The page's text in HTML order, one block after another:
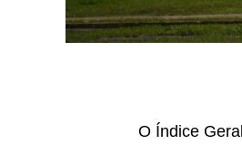
O Índice